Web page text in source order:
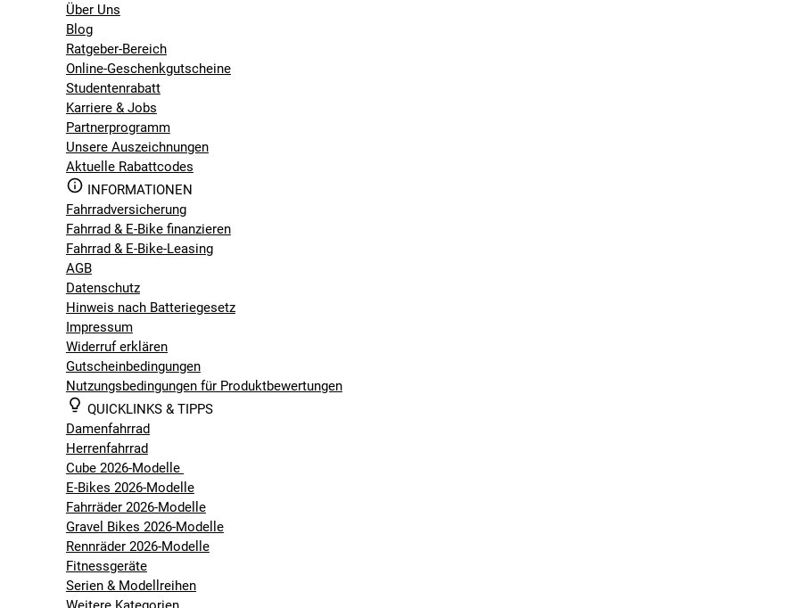
Über Uns
Blog
Ratgeber-Bereich
Online-Geschenkgutscheine
Studentenrabatt
Karriere & Jobs
Partnerprogramm
Unsere Auszeichnungen
Aktuelle Rabattcodes
INFORMATIONEN
Fahrradversicherung
Fahrrad & E-Bike finanzieren
Fahrrad & E-Bike-Leasing
AGB
Datenschutz
Hinweis nach Batteriegesetz
Impressum
Widerruf erklären
Gutscheinbedingungen
Nutzungsbedingungen für Produktbewertungen
QUICKLINKS & TIPPS
Damenfahrrad
Herrenfahrrad
Cube 2026-Modelle
E-Bikes 2026-Modelle
Fahrräder 2026-Modelle
Gravel Bikes 2026-Modelle
Rennräder 2026-Modelle
Fitnessgeräte
Serien & Modellreihen